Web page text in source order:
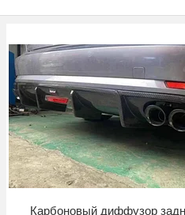
Карбоновый диффузор